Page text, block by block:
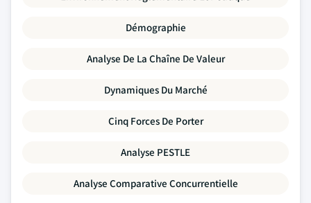
Démographie
Analyse De La Chaîne De Valeur
Dynamiques Du Marché
Cinq Forces De Porter
Analyse PESTLE
Analyse Comparative Concurrentielle